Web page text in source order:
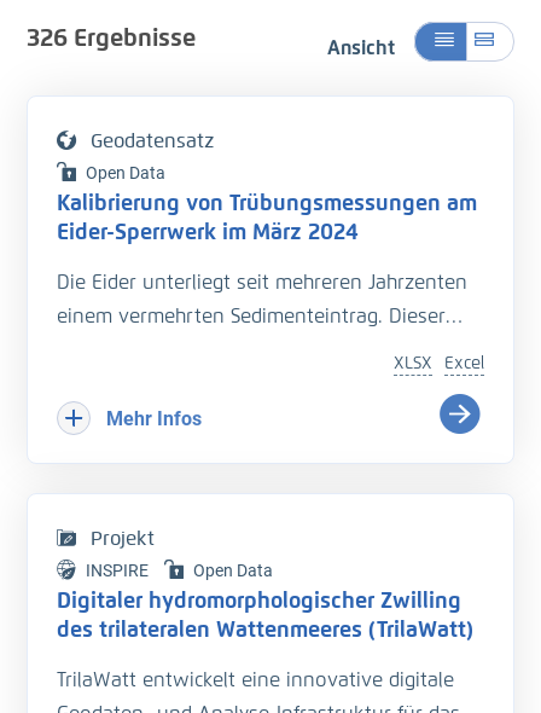
326Ergebnisse Ansicht
Geodatensatz
Open Data
Kalibrierung von Trübungsmessungen am
Eider-Sperrwerk im März 2024
Die Eider unterliegt seit mehreren Jahrzenten
einem vermehrten Sedimenteintrag. Dieser
Hinterlandes so wie die Schiffbarkeit des
Bundeswasserstraße.
der Entwässerung des Hinterlandes führt. Das
Kooperationsprojekt „Zukunft Eider“ wurde
geschaffen um Vorarbeiten zu leisten, welche
Anpassungen und Erweiterungen der
Excel
XLSX
Mehr Infos
Projekt
INSPIRE Open Data
Digitaler hydromorphologischer Zwilling
des trilateralen Wattenmeeres (TrilaWatt)
TrilaWatt entwickelt eine innovative digitale